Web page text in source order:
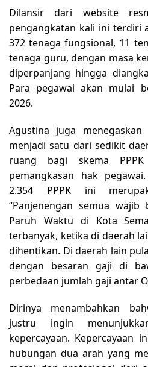
Dilansir dari website
pengangkatan kali ini terdiri
372 tenaga fungsional, 11
tenaga guru, dengan masa
diperpanjang hingga
Para pegawai akan mulai
2026.
Agustina juga
menjadi satu dari sedikit
ruang bagi skema
pemangkasan hak
2.354 PPPK ini
“Panjenengan semua wajib
Paruh Waktu di Kota
terbanyak, ketika di daerah
dihentikan. Di daerah lain
dengan besaran gaji di
perbedaan jumlah gaji antar
Dirinya menambahkan
justru ingin
kepercayaan. Kepercayaan
hubungan dua arah yang